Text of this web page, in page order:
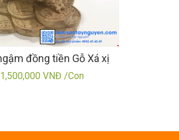
đồng tiền Gỗ Xá xị
1,500,000 VNĐ /Con